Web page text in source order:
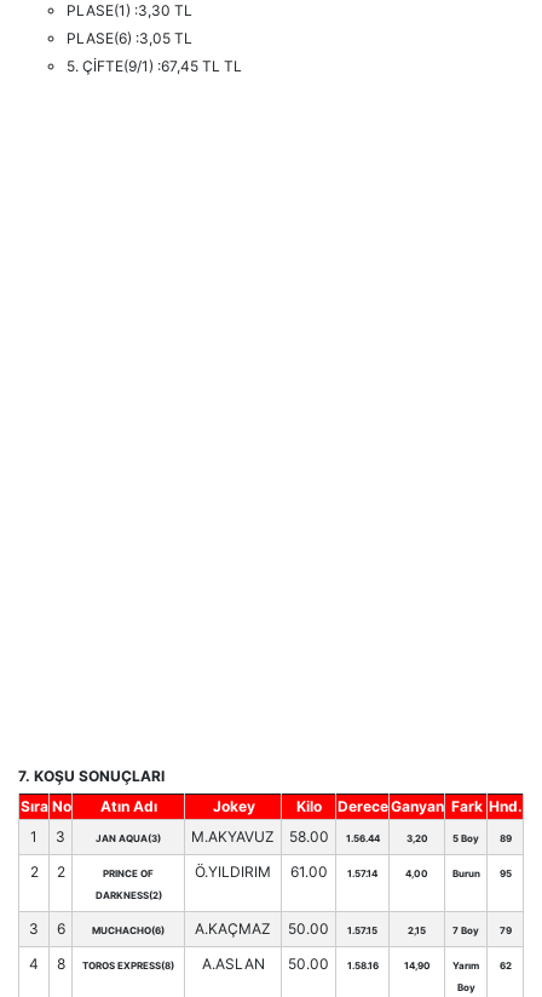
PLASE(1) :3,30 TL
PLASE(6) :3,05 TL
5. ÇİFTE(9/1) :67,45 TL TL
7. KOŞU SONUÇLARI
Sıra No Atın Adı Jokey Kilo DereceGanyan Fark Hnd.
1
3 JAN AQUA(3) M.AKYAVUZ 58.00 1.56.44 3,20 5 Boy 89
2 2
PRINCE OF
DARKNESS(2)
Ö.YILDIRIM 61.00 1.57.14 4,00 Burun 95
3 6 MUCHACHO(6) A.KAÇMAZ 50.00 1.57.15 2,15 7 Boy 79
4 8 TOROS EXPRESS(8) A.ASLAN 50.00 1.58.16 14,90
Yarım
Boy
62